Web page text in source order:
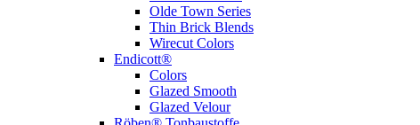
Olde Town Series
Thin Brick Blends
Wirecut Colors
Endicott®
Colors
Glazed Smooth
Glazed Velour